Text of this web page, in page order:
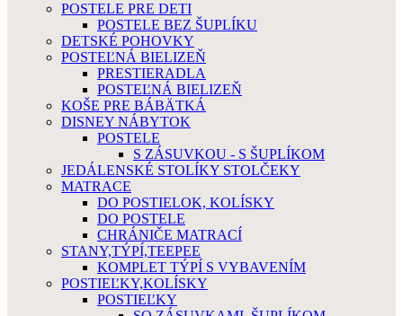
POSTELE PRE DETI
POSTELE BEZ ŠUPLÍKU
DETSKÉ POHOVKY
POSTEĽNÁ BIELIZEŇ
PRESTIERADLA
POSTEĽNÁ BIELIZEŇ
KOŠE PRE BÁBÄTKÁ
DISNEY NÁBYTOK
POSTELE
S ZÁSUVKOU - S ŠUPLÍKOM
JEDÁLENSKÉ STOLÍKY STOLČEKY
MATRACE
DO POSTIELOK, KOLÍSKY
DO POSTELE
CHRÁNIČE MATRACÍ
STANY,TÝPÍ,TEEPEE
KOMPLET TÝPÍ S VYBAVENÍM
POSTIEĽKY,KOLÍSKY
POSTIEĽKY